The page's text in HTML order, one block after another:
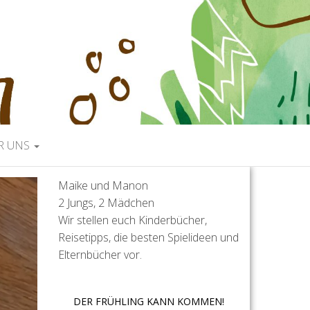
UNS
Maike und Manon
2 Jungs, 2 Mädchen
Wir stellen euch Kinderbücher,
Reisetipps, die besten Spielideen und
Elternbücher vor.
DER FRÜHLING KANN KOMMEN!